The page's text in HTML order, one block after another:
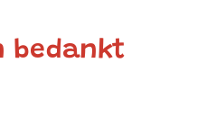
bedankt